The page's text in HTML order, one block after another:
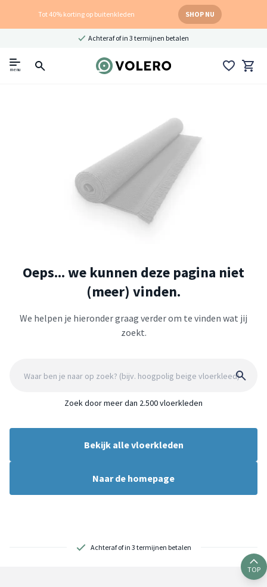
Tot 40% korting op buitenkleden SHOP NU
Achteraf of in 3 termijnen betalen
menu
Oeps... we kunnen deze pagina niet
(meer) vinden.
We helpen je hieronder graag verder om te vinden wat jij
zoekt.
Zoek door meer dan 2.500 vloerkleden
Bekijk alle vloerkleden
Naar de homepage
Achteraf of in 3 termijnen betalen
TOP